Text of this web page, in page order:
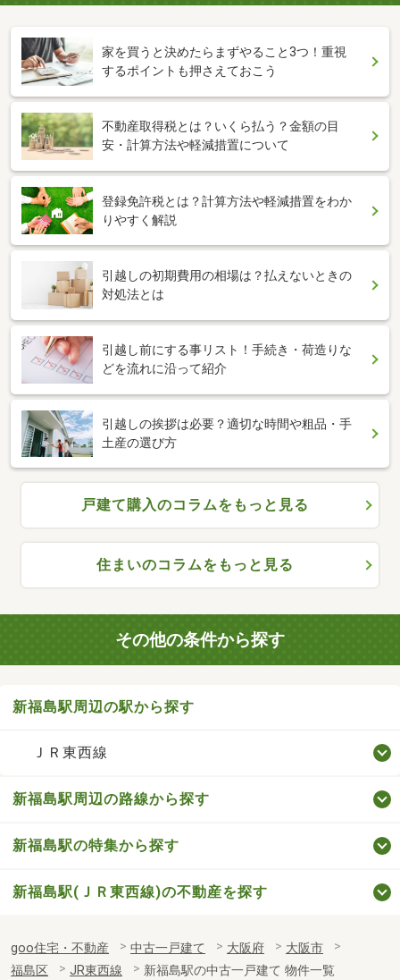
家を買うと決めたらまずやること3つ！重視
するポイントも押さえておこう
不動産取得税とは？いくら払う？金額の目
安・計算方法や軽減措置について
登録免許税とは？計算方法や軽減措置をわか
りやすく解説
引越しの初期費用の相場は？払えないときの
対処法とは
引越し前にする事リスト！手続き・荷造りな
どを流れに沿って紹介
引越しの挨拶は必要？適切な時間や粗品・手
土産の選び方
戸建て購入のコラムをもっと見る
住まいのコラムをもっと見る
その他の条件から探す
新福島駅周辺の駅から探す
ＪＲ東西線
新福島駅周辺の路線から探す
新福島駅の特集から探す
新福島駅(ＪＲ東西線)の不動産を探す
goo住宅・不動産 中古一戸建て 大阪府
大阪市
福島区
JR東西線 新福島駅の中古一戸建て 物件一覧